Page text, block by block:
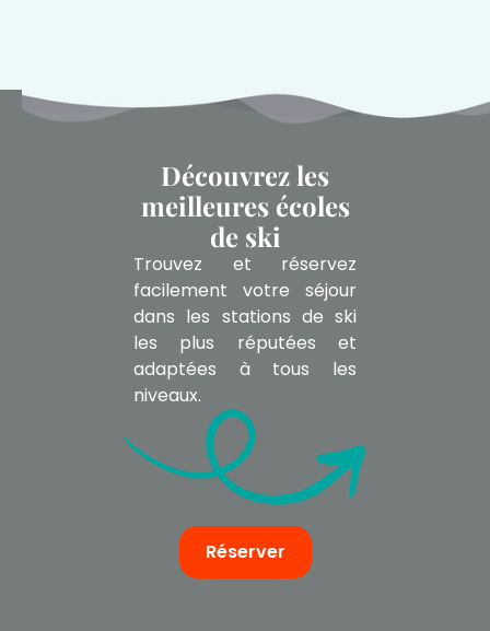
Découvrez les
meilleures écoles
de ski
Trouvez et réservez
facilement votre séjour
dans les stations de ski
les plus réputées et
adaptées à tous les
niveaux.
Réserver